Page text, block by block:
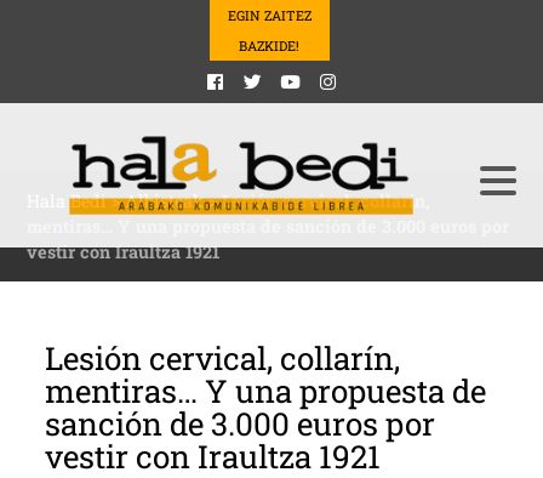
EGIN ZAITEZ
BAZKIDE!
Hala Bedi>Albisteak>Lesión cervical, collarín,
vestir con Iraultza 1921
Lesión cervical, collarín,
mentiras… Y una propuesta de
sanción de 3.000 euros por
vestir con Iraultza 1921